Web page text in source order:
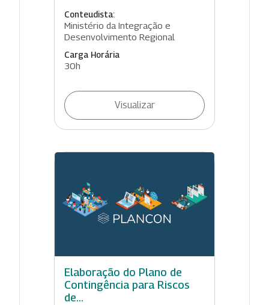
Conteudista:
Ministério da Integração e
Desenvolvimento Regional
Carga Horária
30h
Visualizar
Elaboração do Plano de
Contingência para Riscos
de...